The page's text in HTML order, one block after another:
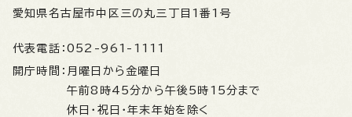
愛知県名古屋市中区三の丸三丁目1番1号
代表電話： 052-961-1111
開庁時間： 月曜日から金曜日
午前8時45分から午後5時15分まで
休日・祝日・年末年始を除く